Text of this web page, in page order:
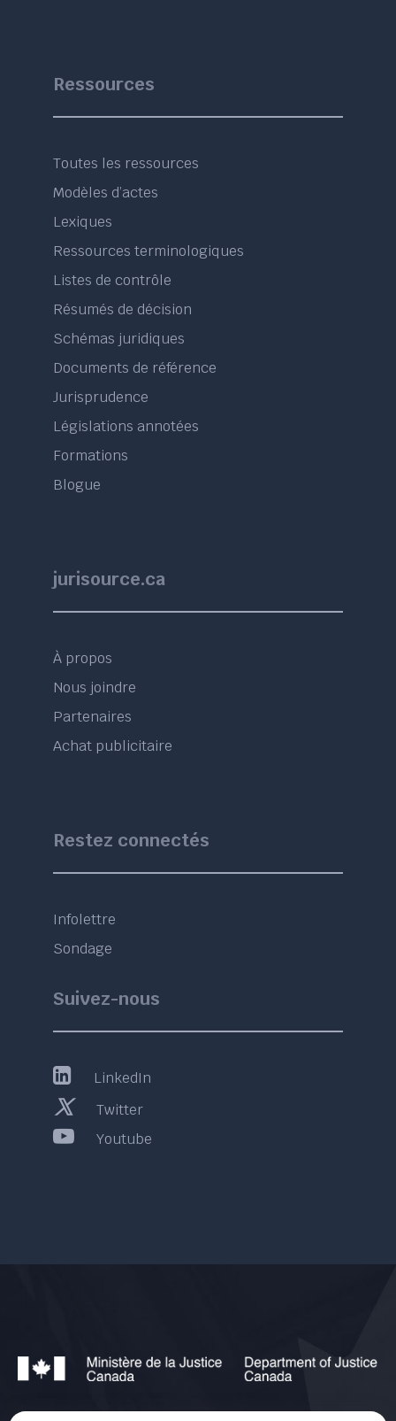
Ressources
Toutes les ressources
Modèles d’actes
Lexiques
Ressources terminologiques
Listes de contrôle
Résumés de décision
Schémas juridiques
Documents de référence
Jurisprudence
Législations annotées
Formations
Blogue
jurisource.ca
À propos
Nous joindre
Partenaires
Achat publicitaire
Restez connectés
Infolettre
Sondage
Suivez-nous
LinkedIn
Twitter
Youtube